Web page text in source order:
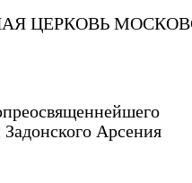
ЦЕРКОВЬ
Арсения